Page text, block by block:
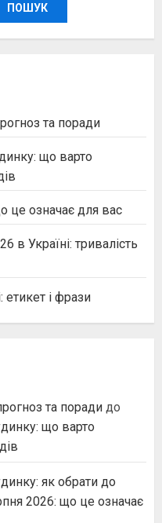
ПОШУК
та поради
що варто
це означає для вас
в Україні: тривалість
етикет і фрази
та поради до
що варто
як обрати до
2026: що це означає